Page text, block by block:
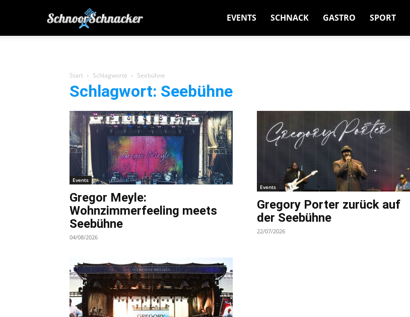
von
Bremern
für
Bremer
EVENTS SCHNACK GASTRO SPORT
Start Schlagworte Seebühne
Schlagwort: Seebühne
Events
Gregor Meyle:
Wohnzimmerfeeling meets
Seebühne
04/08/2026
Events
Gregory Porter zurück auf
der Seebühne
22/07/2026